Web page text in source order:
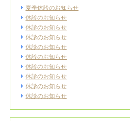
夏季休診のお知らせ
休診のお知らせ
休診のお知らせ
休診のお知らせ
休診のお知らせ
休診のお知らせ
休診のお知らせ
休診のお知らせ
休診のお知らせ
休診のお知らせ